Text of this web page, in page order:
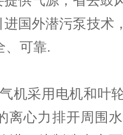
外潜污泵技术
、可靠.
采用电机和叶轮
离心力排开周围